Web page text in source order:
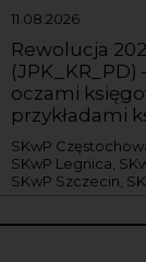
11.08.2026
Rewolucja
oczami
przykładami
SKwP
SKwP Legnica,
SKwP Szczecin,